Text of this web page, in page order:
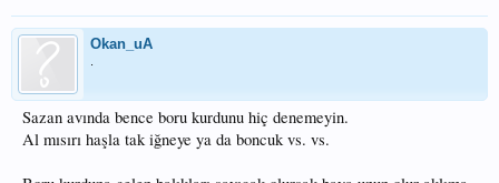
Okan_uA
Sazan avında bence boru kurdunu hiç denemeyin.
Al mısırı haşla tak iğneye ya da boncuk vs. vs.